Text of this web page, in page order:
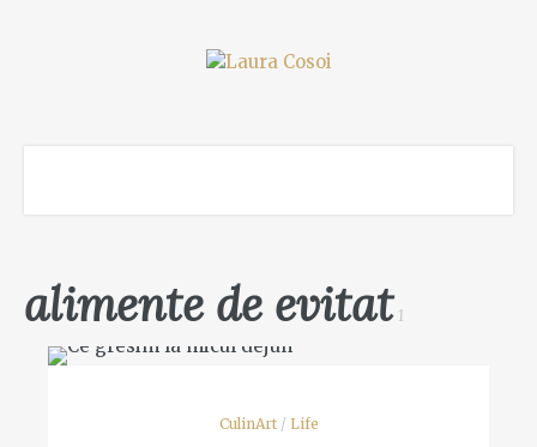
alimente de evitat1
CulinArt/ Life